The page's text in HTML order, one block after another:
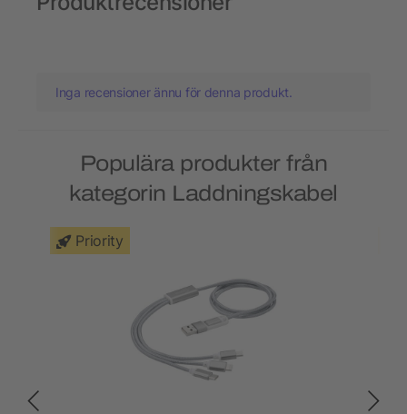
Inga recensioner ännu för denna produkt.
Populära produkter från
kategorin Laddningskabel
Priority